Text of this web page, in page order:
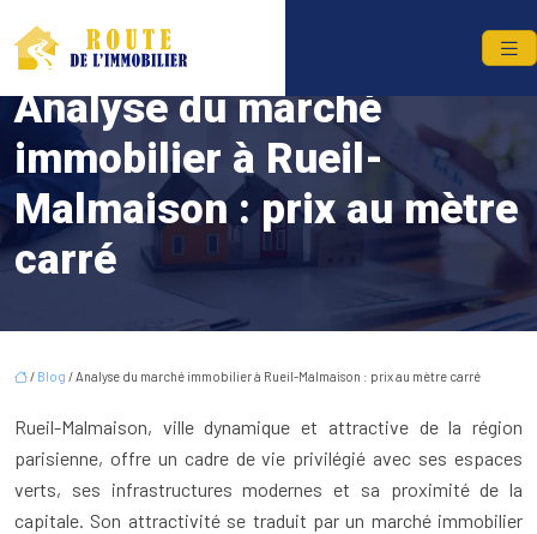
Analyse du marché
immobilier à Rueil-
Malmaison : prix au mètre
carré
/ Blog / Analyse du marché immobilier à Rueil-Malmaison : prix au mètre carré
Rueil-Malmaison, ville dynamique et attractive de la région
parisienne, offre un cadre de vie privilégié avec ses espaces
verts, ses infrastructures modernes et sa proximité de la
capitale. Son attractivité se traduit par un marché immobilier